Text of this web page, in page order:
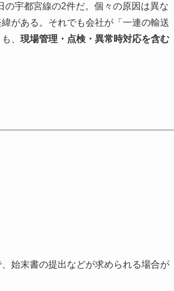
宇都宮線の2件だ。個々の原因は異な
がある。それでも会社が「一連の輸送
、 現場管理・点検・異常時対応を含む
始末書の提出などが求められる場合が